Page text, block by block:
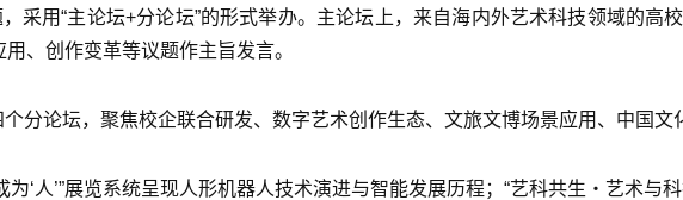
采用“主论坛+分论坛”的形式举办。主论坛上，来自海内外艺术科技领域的高
、创作变革等议题作主旨发言。
分论坛，聚焦校企联合研发、数字艺术创作生态、文旅文博场景应用、中国文
‘人’”展览系统呈现人形机器人技术演进与智能发展历程；“艺科共生・艺术与